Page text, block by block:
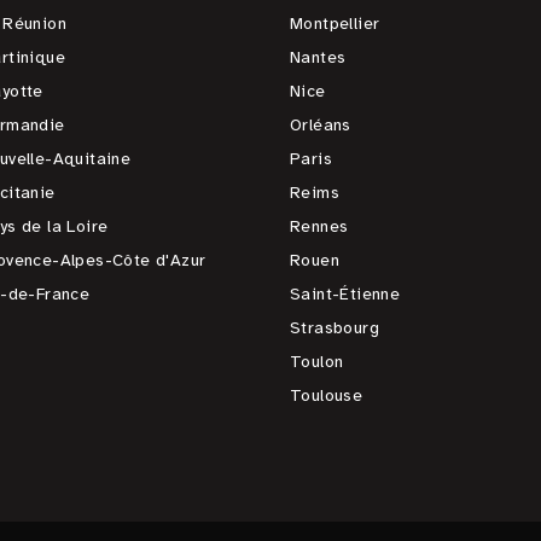
Aquitaine
de la Loire
Alpes-Côte d'Azur
de-France
Montpellier
Nantes
Nice
Orléans
Paris
Reims
Rennes
Rouen
Saint-Étienne
Strasbourg
Toulon
Toulouse